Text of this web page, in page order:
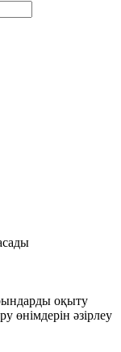
оқыту
өнімдерін әзірлеу